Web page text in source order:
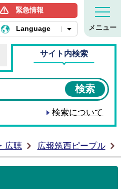
筑西市ホームページ
緊急情報
Language メニュー
サイト内検索
検索について
広聴 広報筑西ピープル